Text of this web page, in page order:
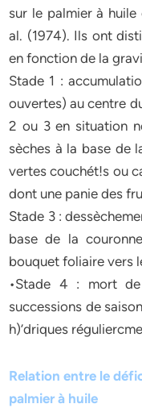
sur le palmier à
al. (1974). Ils ont
en fonction de la
Stade 1 :
ouvertes) au centre
2 ou 3 en situation
sèches à la base de
vertes couchét!s ou
dont une panie des
Stade 3 :
base de la
bouquet foliaire vers
•Stade 4 : mort
successions de
h)’driques
Relation entre le
palmier à huile